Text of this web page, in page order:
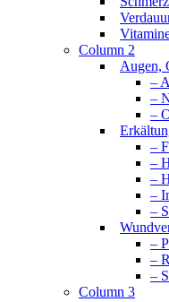
Column 2
Augen,
–
–
–
–
–
–
–
–
–
–
–
Column 3